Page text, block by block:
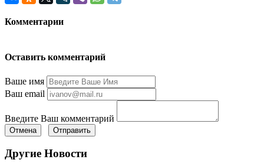
Комментарии
Оставить комментарий
Ваше имя
Ваш email
Введите Ваш комментарий
Отмена Отправить
Другие Новости